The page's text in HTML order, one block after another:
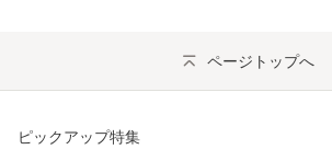
ページトップへ
ピックアップ特集